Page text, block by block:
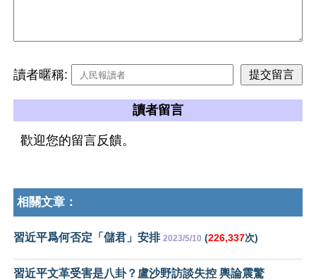
讀者暱稱:
讀者留言
歡迎您的留言反饋。
相關文章：
習近平爲何否定「儲君」安排 2023/5/10 (226,337次)
習近平文革受害是八卦？盧沙野訪談失控 輿論震驚